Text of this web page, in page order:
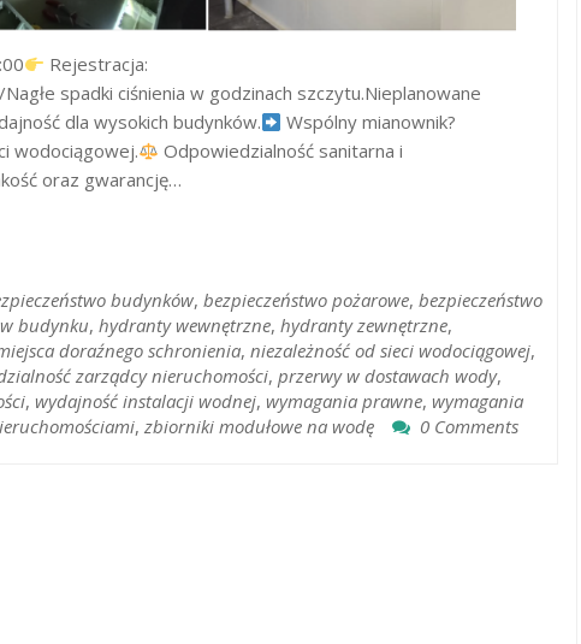
Rejestracja:
spadki ciśnienia w godzinach szczytu.Nieplanowane
dla wysokich budynków.
Wspólny mianownik?
wodociągowej.
Odpowiedzialność sanitarna i
oraz gwarancję…
budynków, bezpieczeństwo pożarowe, bezpieczeństwo
budynku, hydranty wewnętrzne, hydranty zewnętrzne,
doraźnego schronienia, niezależność od sieci wodociągowej,
zarządcy nieruchomości, przerwy w dostawach wody,
, wydajność instalacji wodnej, wymagania prawne, wymagania
, zbiorniki modułowe na wodę 0 Comments